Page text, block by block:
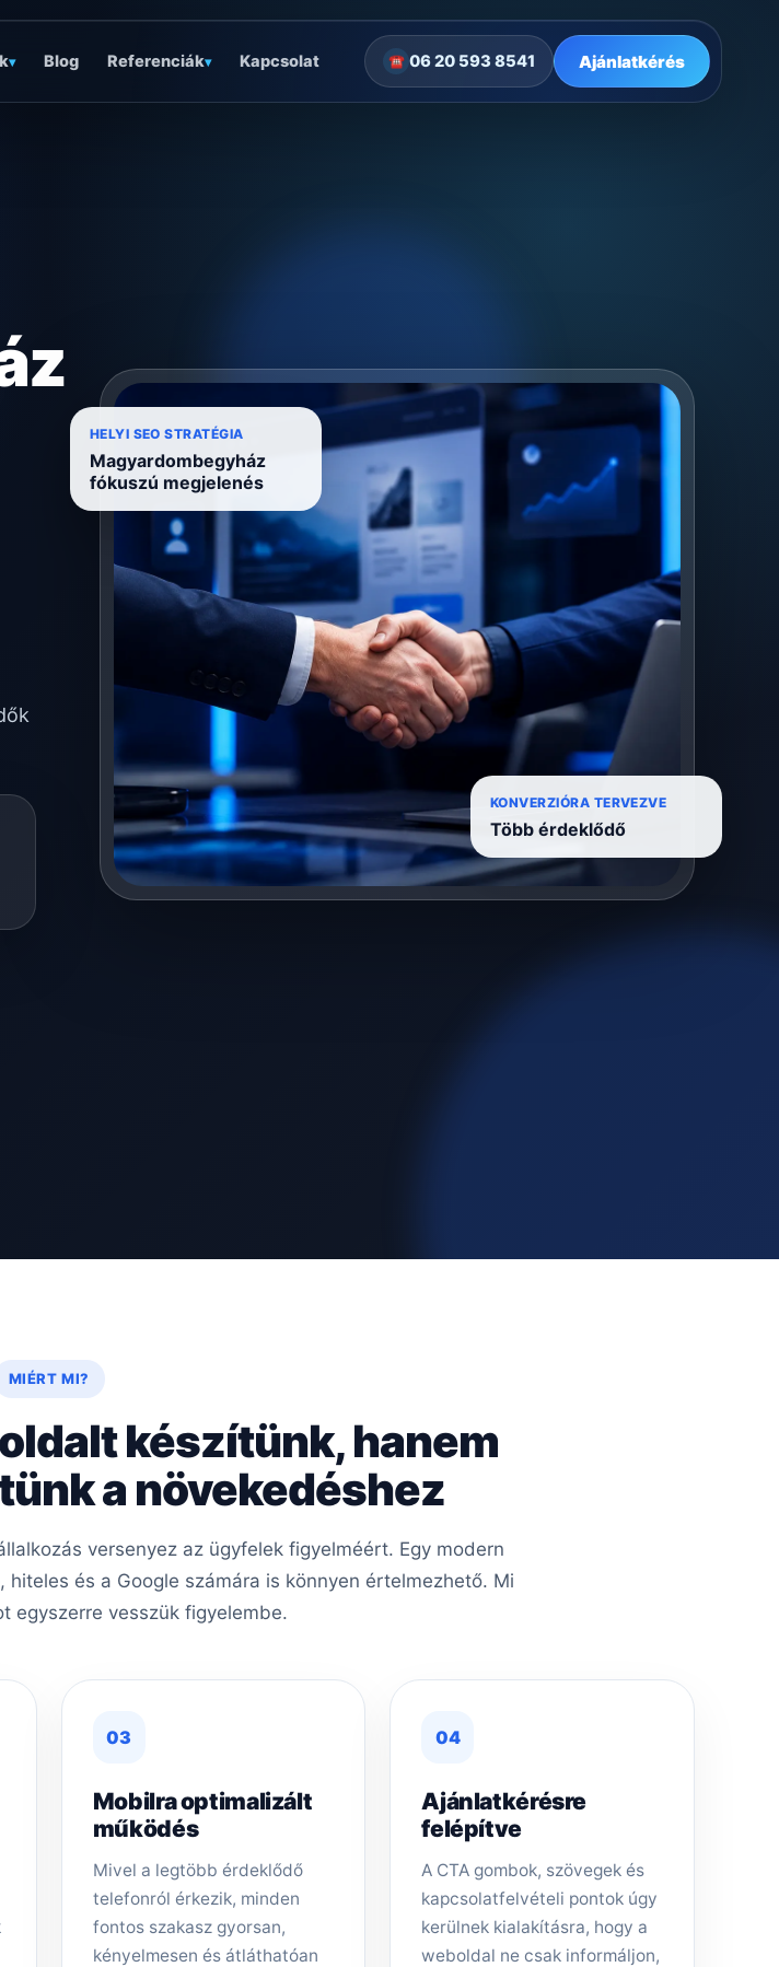
▾ Blog Referenciák▾ Kapcsolat ☎ 06 20 593 8541 Ajánlatkérés
HELYI SEO STRATÉGIA
Magyardombegyház
fókuszú megjelenés
KONVERZIÓRA TERVEZVE
Több érdeklődő
MIÉRT MI?
készítünk, hanem
a növekedéshez
versenyez az ügyfelek figyelméért. Egy modern
és a Google számára is könnyen értelmezhető. Mi
egyszerre vesszük figyelembe.
03
Mobilra optimalizált
működés
Mivel a legtöbb érdeklődő
telefonról érkezik, minden
fontos szakasz gyorsan,
kényelmesen és átláthatóan
04
Ajánlatkérésre
felépítve
A CTA gombok, szövegek és
kapcsolatfelvételi pontok úgy
kerülnek kialakításra, hogy a
weboldal ne csak informáljon,